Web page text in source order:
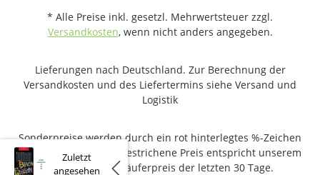
Zuletzt
angesehen
* Alle Preise inkl. gesetzl. Mehrwertsteuer zzgl.
Versandkosten, wenn nicht anders angegeben.
Lieferungen nach Deutschland. Zur Berechnung der
Versandkosten und des Liefertermins siehe Versand und
Logistik
Sonderpreise werden durch ein rot hinterlegtes %-Zeichen
gekennzeichnet. Der gestrichene Preis entspricht unserem
niedrigsten Verkäuferpreis der letzten 30 Tage.